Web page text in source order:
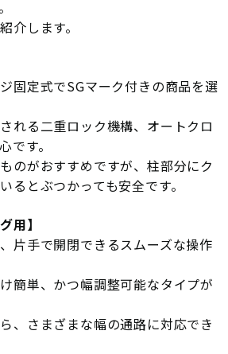
介します。
固定式でSGマーク付きの商品を選
れる二重ロック機構、オートクロ
です。
のがおすすめですが、柱部分にク
るとぶつかっても安全です。
用】
片手で開閉できるスムーズな操作
簡単、かつ幅調整可能なタイプが
、さまざまな幅の通路に対応でき